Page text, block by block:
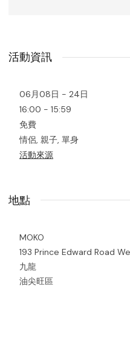
活動資訊
06月08日 - 24日
16:00 - 15:59
免費
情侶, 親子, 單身
活動來源
地點
MOKO
193 Prince Edward Road
九龍
油尖旺區